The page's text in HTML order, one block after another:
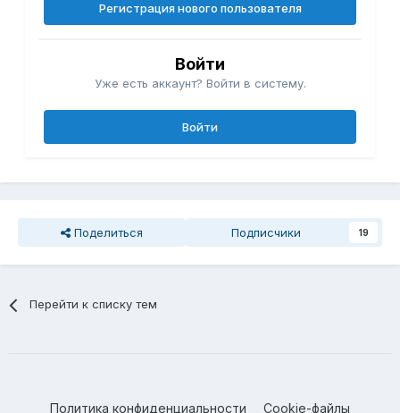
Регистрация нового пользователя
Войти
Уже есть аккаунт? Войти в систему.
Войти
Поделиться Подписчики 19
Перейти к списку тем
Политика конфиденциальности Cookie-файлы